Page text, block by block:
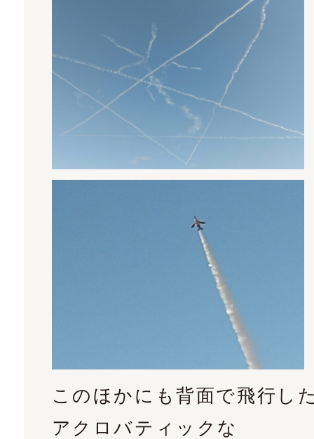
このほかにも背面で飛行し
アクロバティックな